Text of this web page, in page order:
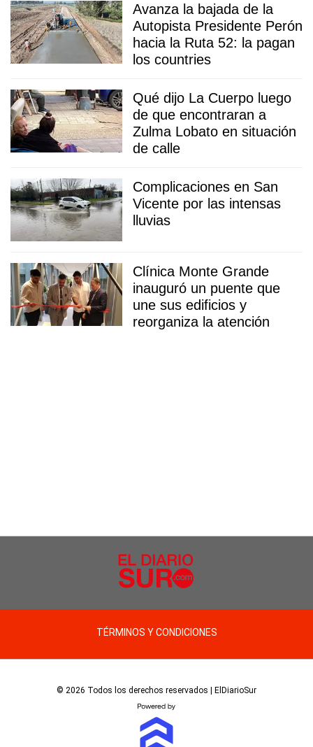
Avanza la bajada de la
Autopista Presidente Perón
hacia la Ruta 52: la pagan
los countries
Qué dijo La Cuerpo luego
de que encontraran a
Zulma Lobato en situación
de calle
Complicaciones en San
Vicente por las intensas
lluvias
Clínica Monte Grande
inauguró un puente que
une sus edificios y
reorganiza la atención
TÉRMINOS Y CONDICIONES
© 2026 Todos los derechos reservados | ElDiarioSur